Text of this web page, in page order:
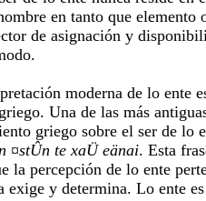
en tanto que elemento
de asignación y
moderna de lo ente
Una de las más
griego sobre el ser de lo
¤stÛn te xaÜ eänai. Esta
la percepción de lo ente
exige y determina. Lo ente